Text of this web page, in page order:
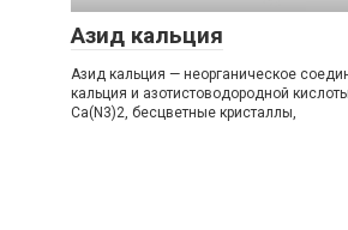
Азид кальция
Азид кальция — неорганическое
кальция и азотистоводородной
Ca(N3)2, бесцветные кристаллы,